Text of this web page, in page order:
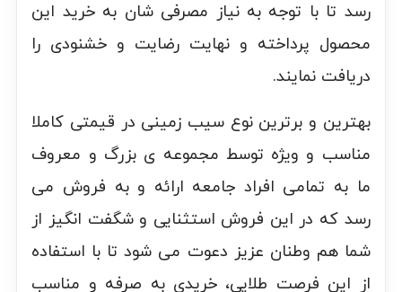
رسد تا با توجه به نیاز مصرفی شان به خرید این
محصول پرداخته و نهایت رضایت و خشنودی را
دریافت نمایند.‌
بهترین و برترین نوع سیب زمینی در قیمتی کاملا
مناسب و ویژه توسط مجموعه ی بزرگ و معروف
ما به تمامی افراد جامعه ارائه و به فروش می
رسد که در این فروش استثنایی و شگفت انگیز از
شما هم وطنان عزیز دعوت می شود تا با استفاده
از این فرصت طلایی، خریدی به صرفه و مناسب